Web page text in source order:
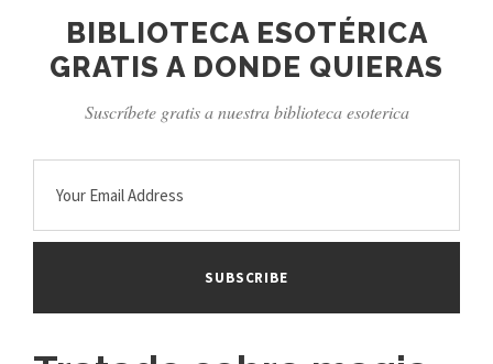
BIBLIOTECA ESOTÉRICA
GRATIS A DONDE QUIERAS
Suscríbete gratis a nuestra biblioteca esoterica